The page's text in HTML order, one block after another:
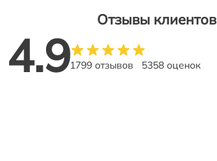
Отзывы клиентов
4.91799 отзывов 5358 оценок